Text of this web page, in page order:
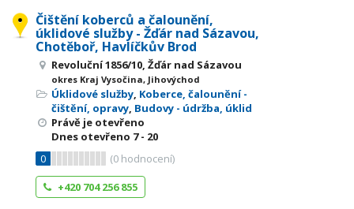
Čištění koberců a čalounění,
úklidové služby - Žďár nad Sázavou,
Chotěboř, Havlíčkův Brod
Revoluční 1856/10, Žďár nad Sázavou
okres Kraj Vysočina, Jihovýchod
Úklidové služby, Koberce, čalounění -
čištění, opravy, Budovy - údržba, úklid
Právě je otevřeno
Dnes otevřeno 7 - 20
0
(0 hodnocení)
+420 704 256 855